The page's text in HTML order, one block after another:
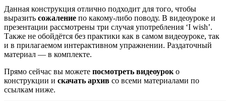
Данная конструкция отлично подходит для того, чтобы
выразить сожаление по какому-либо поводу. В видеоуроке и
презентации рассмотрены три случая употребления ‘I wish’.
Также не обойдётся без практики как в самом видеоуроке, так
и в прилагаемом интерактивном упражнении. Раздаточный
материал — в комплекте.
Прямо сейчас вы можете посмотреть видеоурок о
конструкции и скачать архив со всеми материалами по
ссылкам ниже.